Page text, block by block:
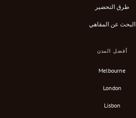
طرق التحضير
البحث عن المقاهي
أفضل المدن
Melbourne
London
Lisbon